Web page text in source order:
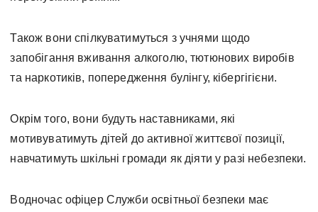
Також вони спілкуватимуться з учнями щодо
запобігання вживання алкоголю, тютюнових виробів
та наркотиків, попередження булінгу, кібергігієни.
Окрім того, вони будуть наставниками, які
мотивуватимуть дітей до активної життєвої позиції,
навчатимуть шкільні громади як діяти у разі небезпеки.
Водночас офіцер Служби освітньої безпеки має